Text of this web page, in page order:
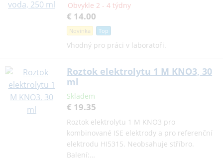
Obvykle 2 - 4 týdny
€ 14.00
Novinka Top
Vhodný pro práci v laboratoři.
Roztok elektrolytu 1 M KNO3, 30
ml
Skladem
€ 19.35
Roztok elektrolytu 1 M KNO3 pro
kombinované ISE elektrody a pro referenční
elektrodu HI5315. Neobsahuje stříbro.
Balení:…